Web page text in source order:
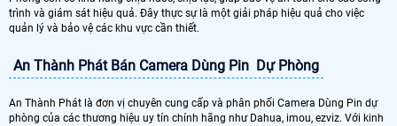
trình và giám sát hiệu quả. Đây thực sự là một giải pháp hiệu quả cho việc
quản lý và bảo vệ các khu vực cần thiết.
An Thành Phát Bán Camera Dùng Pin Dự Phòng
An Thành Phát là đơn vị chuyên cung cấp và phân phối Camera Dùng Pin dự
phòng của các thương hiệu uy tín chính hãng như Dahua, imou, ezviz. Với kinh